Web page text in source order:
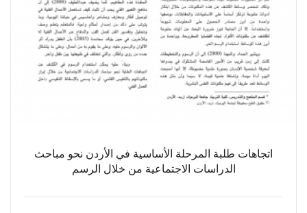
اتجاهات طلبة المرحلة الأساسية في الأردن نحو مباحث
الدراسات الاجتماعية من خلال الرسم